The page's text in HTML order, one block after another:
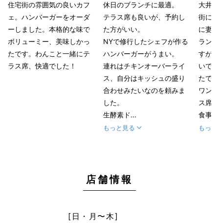
住宅街の雰囲気の良いカフ
ェ。ハンバーガーをオーダ
ーしました。本格的な味で
ボリューミー、美味しかっ
たです。わんこと一緒にテ
ラス席、快適でした！
休日のブランチに最適。
テラス席も良いが、予約し
た方がいい。
NYで修行したシェフが作る
ハンバーガーがうまい。
連れはチキンオーバーライ
ス、自分はキッシュの盛り
合わせみたいなのを頼みま
した。
生酵素ド...
もっと見る
大井
街に
に妻
ラン
すが
いで
たで
ワン
ス席
食事
もっ
店舗情報
[日・月〜木]